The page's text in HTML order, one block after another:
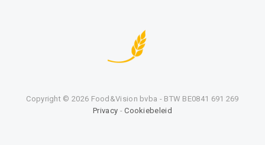
Copyright © 2026 Food&Vision bvba - BTW BE0841 691 269
Privacy -Cookiebeleid